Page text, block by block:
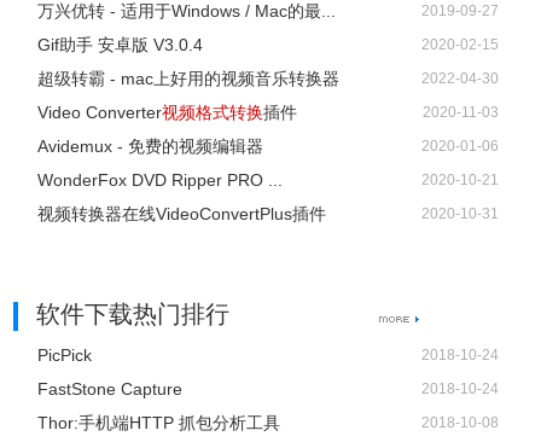
$ ffmpeg \
-i input.mp4 \
-vn -c:a copy \
output.aac
2）上面例子中，-vn表示去掉视频，-c:a copy表示不改变音
频编码，直接拷贝。
7、 添加音轨
$ ffmpeg \
-i input.aac -i input.mp4 \
output.mp4
2、上面例子中，有音频和视频两个输入文件，FFmpeg 会将
万兴优转 - 适用于Windows / Mac的最... 2019-09-27
Gif助手 安卓版 V3.0.4 2020-02-15
超级转霸 - mac上好用的视频音乐转换器 2022-04-30
Video Converter视频格式转换插件 2020-11-03
Avidemux - 免费的视频编辑器 2020-01-06
WonderFox DVD Ripper PRO ... 2020-10-21
视频转换器在线VideoConvertPlus插件 2020-10-31
软件下载热门排行
PicPick 2018-10-24
FastStone Capture 2018-10-24
Thor:手机端HTTP 抓包分析工具 2018-10-08